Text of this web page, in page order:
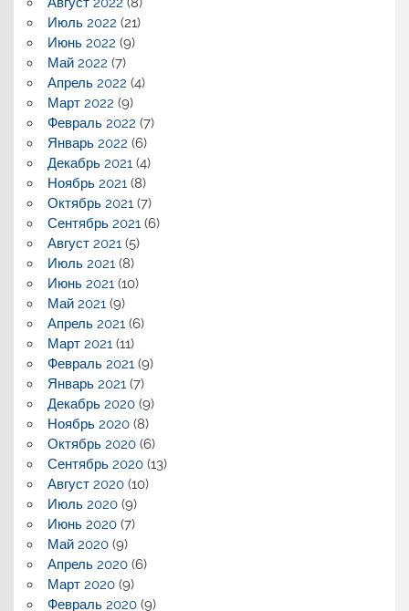
Июль 2022 (21)
Июнь 2022 (9)
Май 2022 (7)
Апрель 2022 (4)
Март 2022 (9)
Февраль 2022 (7)
Январь 2022 (6)
Декабрь 2021(4)
Ноябрь 2021(8)
Октябрь 2021(7)
Сентябрь 2021(6)
Август 2021(5)
Июль 2021(8)
Июнь 2021(10)
Май 2021(9)
Апрель 2021(6)
Март 2021(11)
Февраль 2021(9)
Январь 2021(7)
Декабрь 2020(9)
Ноябрь 2020(8)
Октябрь 2020(6)
Сентябрь 2020(13)
Август 2020(10)
Июль 2020(9)
Июнь 2020(7)
Май 2020(9)
Апрель 2020(6)
Март 2020(9)
Февраль 2020(9)